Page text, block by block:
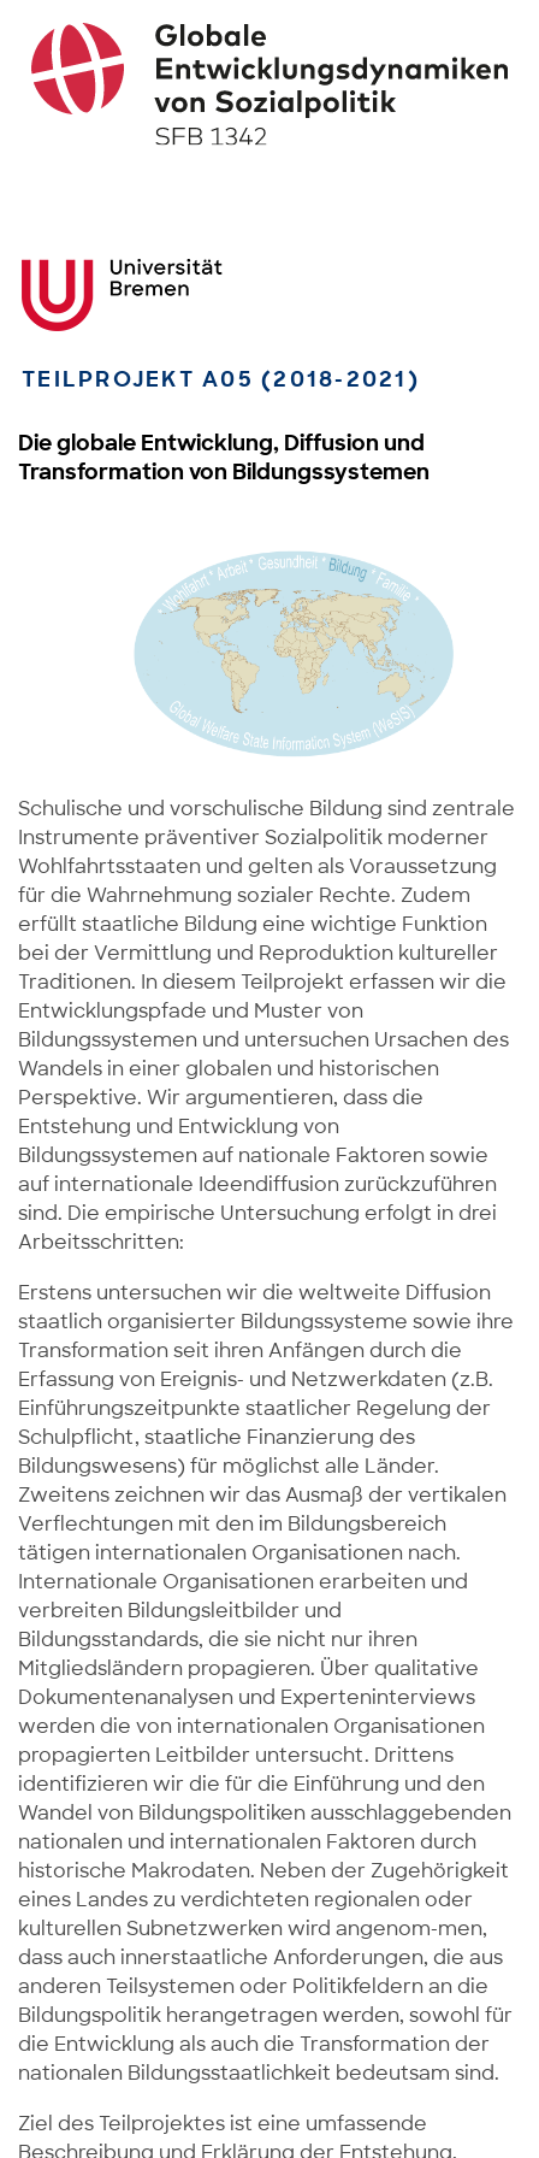
TEILPROJEKT A05 (2018-2021)
Die globale Entwicklung, Diffusion und
Transformation von Bildungssystemen
Schulische und vorschulische Bildung sind zentrale
Instrumente präventiver Sozialpolitik moderner
Wohlfahrtsstaaten und gelten als Voraussetzung
für die Wahrnehmung sozialer Rechte. Zudem
erfüllt staatliche Bildung eine wichtige Funktion
bei der Vermittlung und Reproduktion kultureller
Traditionen. In diesem Teilprojekt erfassen wir die
Entwicklungspfade und Muster von
Bildungssystemen und untersuchen Ursachen des
Wandels in einer globalen und historischen
Perspektive. Wir argumentieren, dass die
Entstehung und Entwicklung von
Bildungssystemen auf nationale Faktoren sowie
auf internationale Ideendiffusion zurückzuführen
sind. Die empirische Untersuchung erfolgt in drei
Arbeitsschritten:
Erstens untersuchen wir die weltweite Diffusion
staatlich organisierter Bildungssysteme sowie ihre
Transformation seit ihren Anfängen durch die
Erfassung von Ereignis- und Netzwerkdaten (z.B.
Einführungszeitpunkte staatlicher Regelung der
Schulpflicht, staatliche Finanzierung des
Bildungswesens) für möglichst alle Länder.
Zweitens zeichnen wir das Ausmaß der vertikalen
Verflechtungen mit den im Bildungsbereich
tätigen internationalen Organisationen nach.
Internationale Organisationen erarbeiten und
verbreiten Bildungsleitbilder und
Bildungsstandards, die sie nicht nur ihren
Mitgliedsländern propagieren. Über qualitative
Dokumentenanalysen und Experteninterviews
werden die von internationalen Organisationen
propagierten Leitbilder untersucht. Drittens
identifizieren wir die für die Einführung und den
Wandel von Bildungspolitiken ausschlaggebenden
nationalen und internationalen Faktoren durch
historische Makrodaten. Neben der Zugehörigkeit
eines Landes zu verdichteten regionalen oder
kulturellen Subnetzwerken wird angenom-men,
dass auch innerstaatliche Anforderungen, die aus
anderen Teilsystemen oder Politikfeldern an die
Bildungspolitik herangetragen werden, sowohl für
die Entwicklung als auch die Transformation der
nationalen Bildungsstaatlichkeit bedeutsam sind.
Ziel des Teilprojektes ist eine umfassende
Beschreibung und Erklärung der Entstehung,